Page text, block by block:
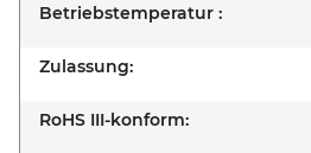
Betriebstemperatur :
Zulassung:
RoHS III-konform: